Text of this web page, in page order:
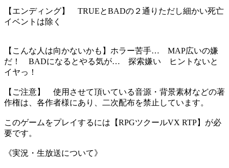
【エンディング】 TRUEとBADの２通りただし細かい死亡
イベントは除く
【こんな人は向かないかも】ホラー苦手… MAP広いの嫌
だ！ BADになるとやる気が… 探索嫌い ヒントないと
イヤっ！
【ご注意】 使用させて頂いている音源・背景素材などの著
作権は、各作者様にあり、二次配布を禁止しています。
このゲームをプレイするには【RPGツクールVX RTP】が必
要です。
《実況・生放送について》